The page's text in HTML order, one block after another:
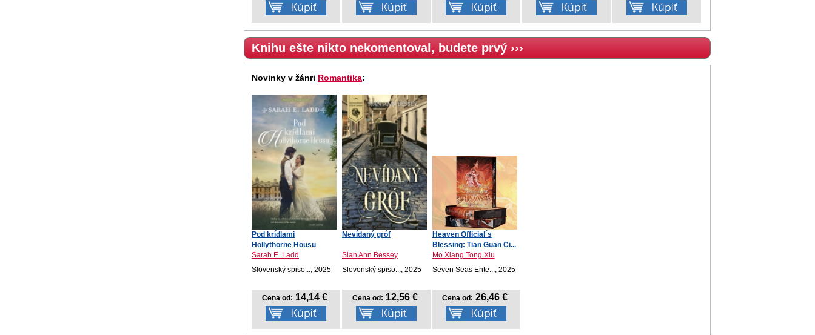
Knihu ešte nikto nekomentoval, budete prvý ›››
Novinky v žánri Romantika:
Pod krídlami
Hollythorne Housu
Sarah E. Ladd
Slovenský spiso..., 2025
Cena od: 14,14 €
Nevídaný gróf
Sian Ann Bessey
Slovenský spiso..., 2025
Cena od: 12,56 €
Heaven Official´s
Blessing: Tian Guan Ci...
Mo Xiang Tong Xiu
Seven Seas Ente..., 2025
Cena od: 26,46 €